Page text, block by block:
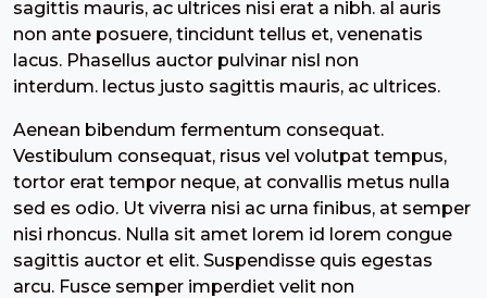
sagittis mauris, ac ultrices nisi erat a nibh. al auris
non ante posuere, tincidunt tellus et, venenatis
lacus. Phasellus auctor pulvinar nisl non
interdum. lectus justo sagittis mauris, ac ultrices.
Aenean bibendum fermentum consequat.
Vestibulum consequat, risus vel volutpat tempus,
tortor erat tempor neque, at convallis metus nulla
sed es odio. Ut viverra nisi ac urna finibus, at semper
nisi rhoncus. Nulla sit amet lorem id lorem congue
sagittis auctor et elit. Suspendisse quis egestas
arcu. Fusce semper imperdiet velit non